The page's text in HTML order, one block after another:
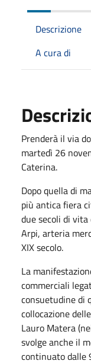
Descrizione
A cura di
Prenderà il via
martedì 26
Caterina.
Dopo quella di
più antica fiera
due secoli di vita
Arpi, arteria
XIX secolo.
La
commerciali
consuetudine di
collocazione
Lauro Matera
svolge anche il
continuato dalle